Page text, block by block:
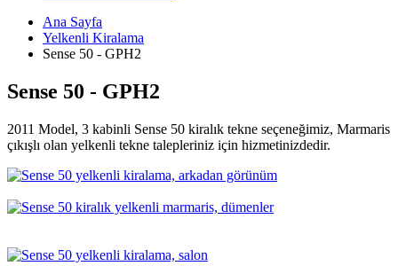
Ana Sayfa
Yelkenli Kiralama
Sense 50 - GPH2
Sense 50 - GPH2
2011 Model, 3 kabinli Sense 50 kiralık tekne seçeneğimiz, Marmaris
çıkışlı olan yelkenli tekne talepleriniz için hizmetinizdedir.